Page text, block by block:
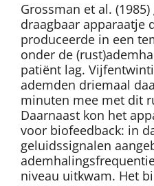
Grossman et al.
draagbaar apparaatje
produceerde in een
onder de
patiënt lag.
ademden driemaal
minuten mee met dit
Daarnaast kon het
voor biofeedback: in
geluidssignalen
niveau uitkwam. Het